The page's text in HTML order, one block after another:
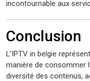
incontournable aux
Conclusion
L’IPTV in belgie
manière de consommer
diversité des contenus,